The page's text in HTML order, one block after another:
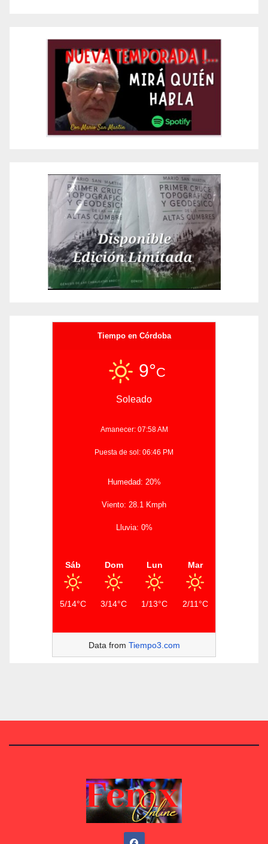
Tiempo en Córdoba
9°C
Soleado
Amanecer: 07:58 AM
Puesta de sol: 06:46 PM
Humedad: 20%
Viento: 28.1 Kmph
Lluvia: 0%
Sáb
5/14°C
Dom
3/14°C
Lun
1/13°C
Mar
2/11°C
Data from Tiempo3.com